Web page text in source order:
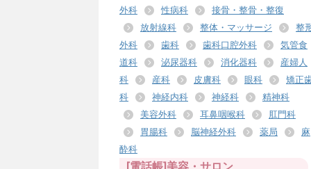
外科
性病科
接骨・整骨・整復
放射線科
整体・マッサージ
整
外科
歯科 歯科口腔外科
気管食
道科
泌尿器科 消化器科
産婦人
科
産科 皮膚科 眼科
矯正
科
神経内科 神経科
精神科
美容外科
耳鼻咽喉科
肛門科
胃腸科
脳神経外科 薬局
麻
酔科